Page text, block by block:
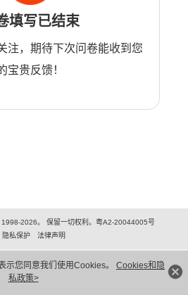
示您同意我们使用Cookies。 Cookies和隐
私政策>
填写已结束
注，期待下次问卷能收到您
宝贵反馈！
2026。 保留一切权利。粤A2-20044005号
隐私保护
法律声明